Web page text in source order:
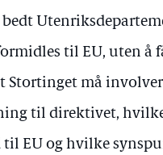
til EU, uten å
Stortinget må
til direktivet,
EU og hvilke